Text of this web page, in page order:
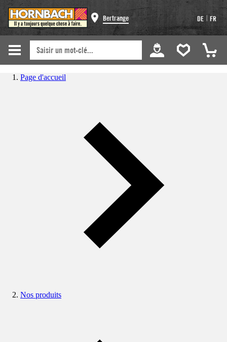
Bertrange DE | FR
Page d'accueil
Nos produits